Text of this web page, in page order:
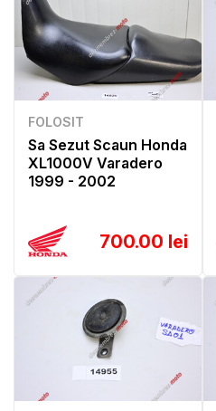
FOLOSIT
Sa Sezut Scaun Honda
XL1000V Varadero
1999 - 2002
700.00 lei